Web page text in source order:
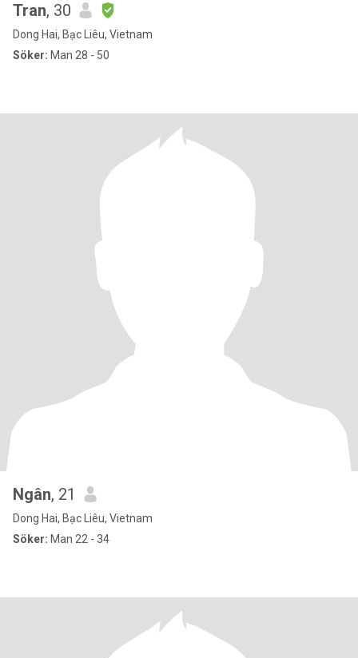
Tran, 30
Dong Hai, Bạc Liêu, Vietnam
Söker: Man 28 - 50
Ngân, 21
Dong Hai, Bạc Liêu, Vietnam
Söker: Man 22 - 34